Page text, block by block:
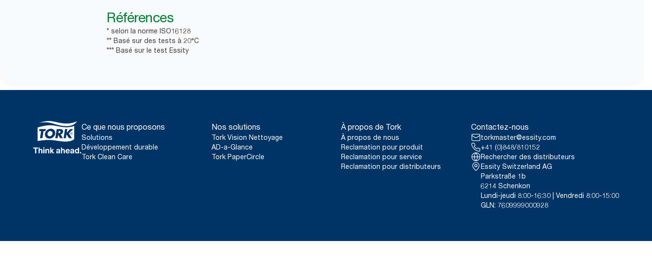
Références
* selon la norme ISO16128
** Basé sur des tests à 20°C
*** Basé sur le test Essity
Ce que nous proposons
Solutions
Développement durable
Tork Clean Care
Nos solutions
Tork Vision Nettoyage
AD-a-Glance
Tork PaperCircle
À propos de Tork
À propos de nous
Reclamation pour produit
Reclamation pour service
Reclamation pour distributeurs
Contactez-nous
torkmaster@essity.com
+41 (0)848/810152
Rechercher des distributeurs
Essity Switzerland AG
Parkstraße 1b
6214 Schenkon
Lundi-jeudi 8:00-16:30 | Vendredi 8:00-15:00
GLN: 7609999000928